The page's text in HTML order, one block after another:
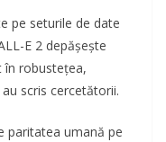
pe seturile de date
E 2 depășește
în robustețea,
scris cercetătorii.
paritatea umană pe